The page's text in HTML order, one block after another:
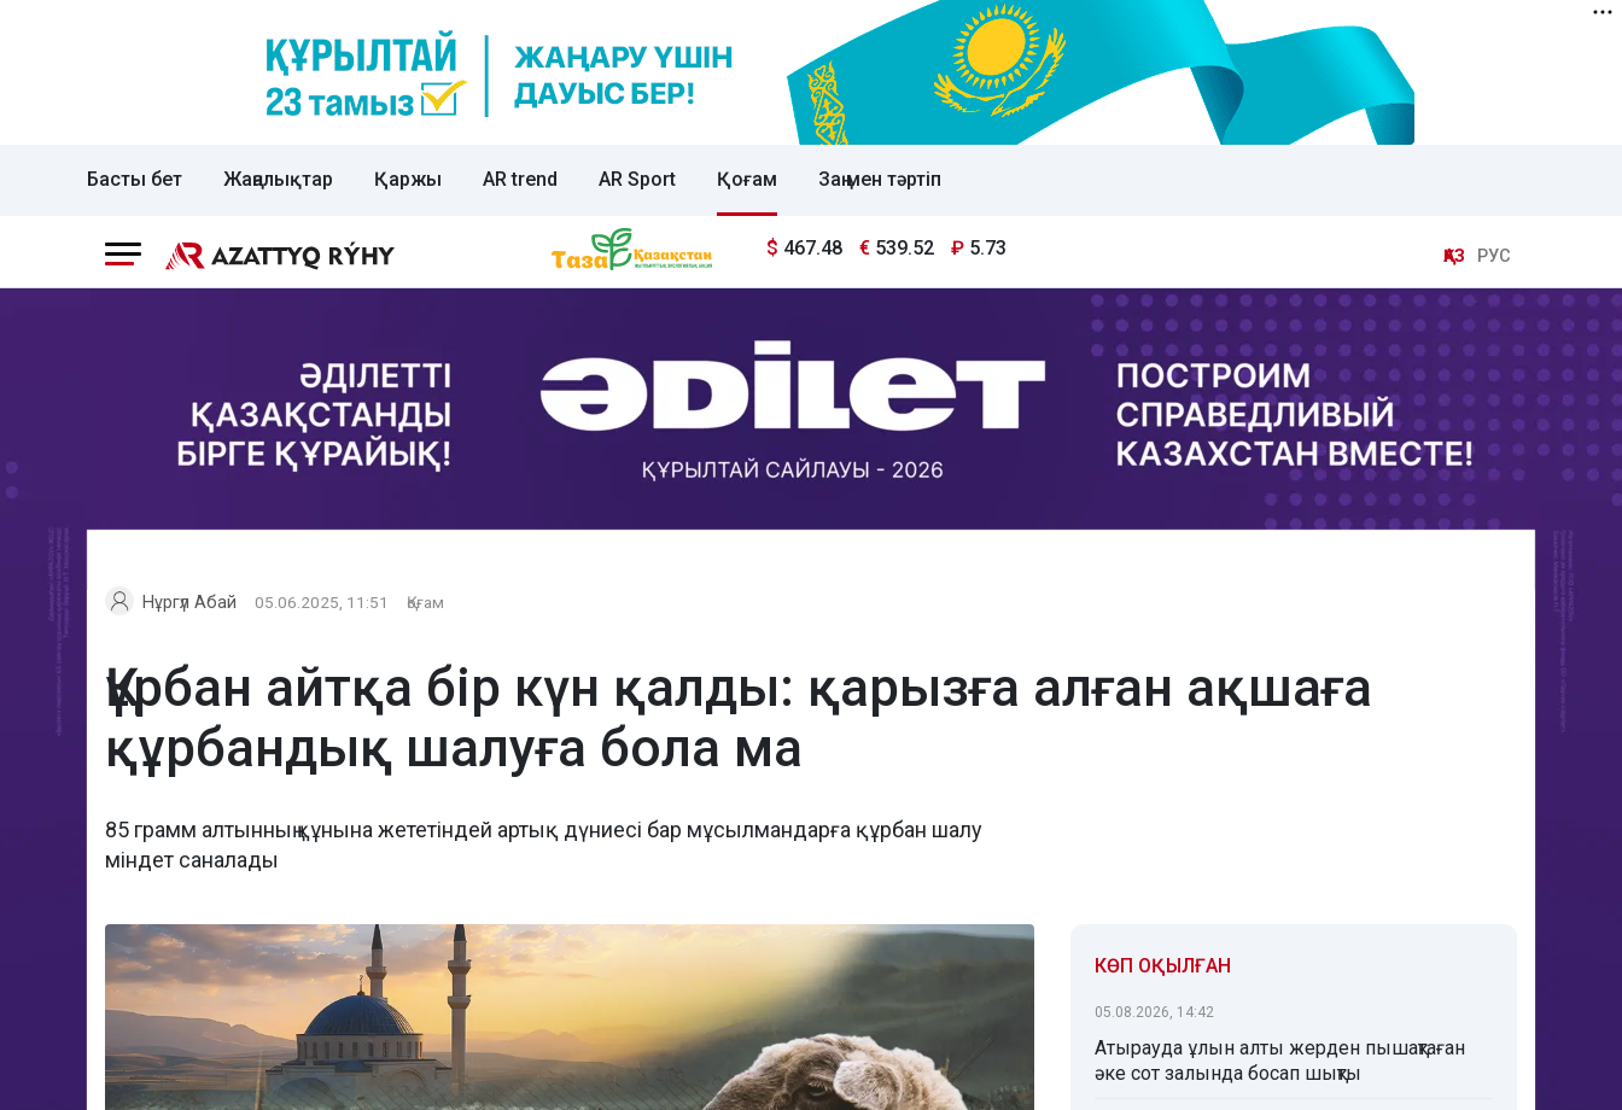
Басты бет Жаңалықтар Қаржы AR trend AR Sport Қоғам Заң мен тәртіп
$ 467.48 € 539.52 ₽ 5.73 ҚАЗ РУС
Нұргүл Абай 05.06.2025, 11:51 Қоғам
Құрбан айтқа бір күн қалды: қарызға алған ақшаға
құрбандық шалуға бола ма
85 грамм алтынның құнына жететіндей артық дүниесі бар мұсылмандарға құрбан шалу
міндет саналады
КӨП ОҚЫЛҒАН
05.08.2026, 14:42
Атырауда ұлын алты жерден пышақтаған
әке сот залында босап шықты